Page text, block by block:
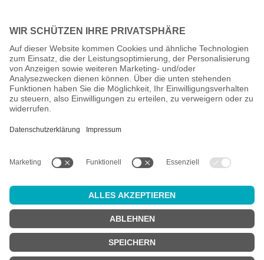
ggf. Nachnahmegebühren, wenn nicht anders angegeben.
Altersprüfung
Achtung:um diesen Onlineshop zu nutzen, müssen Siemindestens
18 Jahre alt